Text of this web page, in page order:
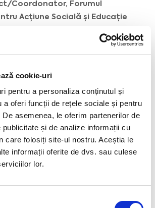
cookie-uri
pentru a personaliza conținutul și
a oferi funcții de rețele sociale și pentru
asemenea, le oferim partenerilor de
publicitate și de analize informații cu
care folosiți site-ul nostru. Aceștia le
informații oferite de dvs. sau culese
lor.
Coordonator, Forumul
Acțiune Socială și Educație
și consiliere.
Director, ONCR - Centrul Local
Râmnicu Vâlcea (2016-2018)
Programe și proiecte.